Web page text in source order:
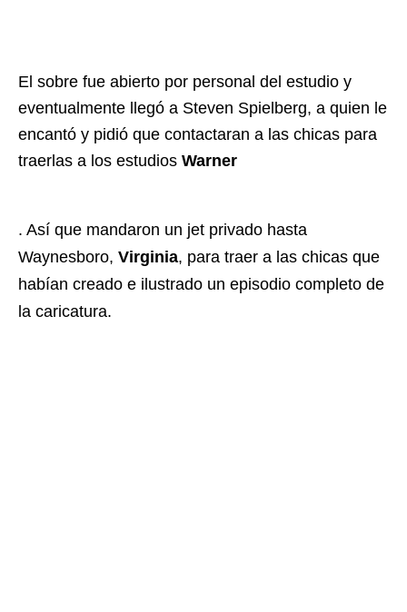
El sobre fue abierto por personal del estudio y
eventualmente llegó a Steven Spielberg, a quien le
encantó y pidió que contactaran a las chicas para
traerlas a los estudios Warner
. Así que mandaron un jet privado hasta
Waynesboro, Virginia, para traer a las chicas que
habían creado e ilustrado un episodio completo de
la caricatura.